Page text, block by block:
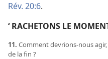
Rév. 20:6.
‘ RACHETONS LE
11. Comment devrions-​nous
de la fin ?